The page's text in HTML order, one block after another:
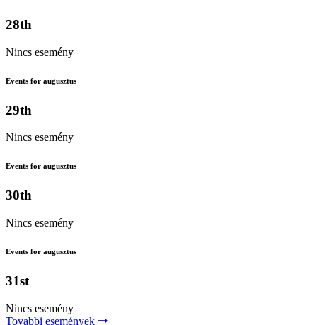
28th
Nincs esemény
Events for augusztus
29th
Nincs esemény
Events for augusztus
30th
Nincs esemény
Events for augusztus
31st
Nincs esemény
Tovabbi események